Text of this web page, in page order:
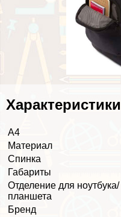
Хаpaктеристики
А4
Материал
Спинка
Габариты
Отделение для ноутбука/
планшета
Бренд